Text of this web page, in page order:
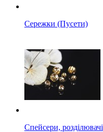
Сережки (Пусети)
Спейсери, розділювачі